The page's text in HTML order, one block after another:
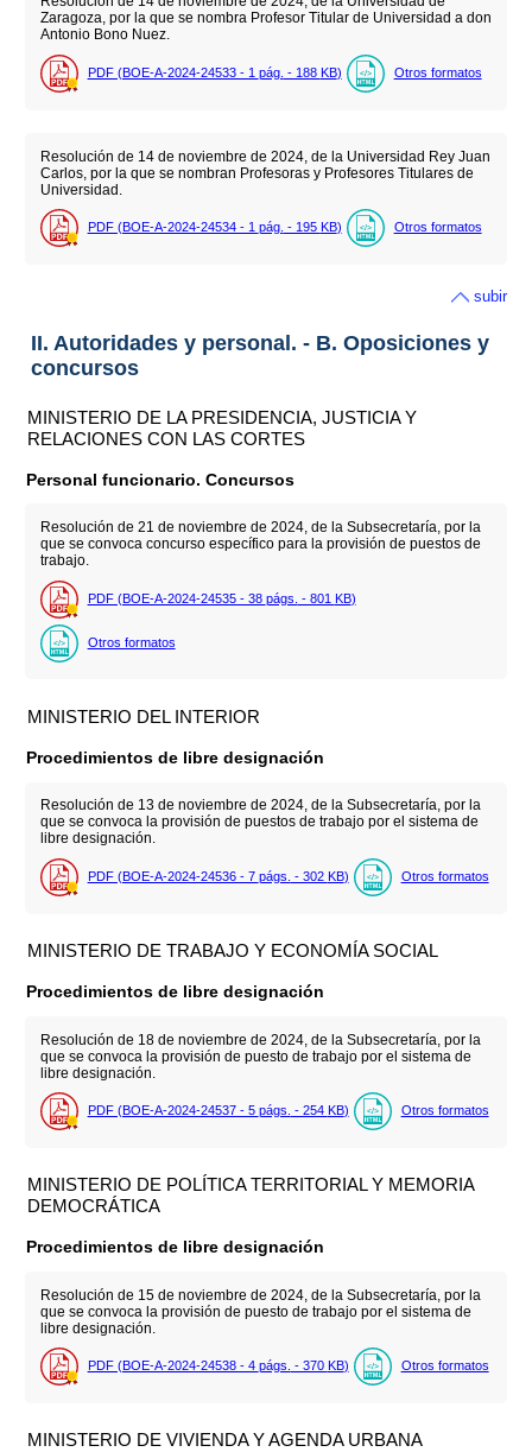
Zaragoza, por la que se nombra Profesor Titular de Universidad a don
Antonio Bono Nuez.
PDF (BOE-A-2024-24533 - 1 pág. - 188 KB) Otros formatos
Resolución de 14 de noviembre de 2024, de la Universidad Rey Juan
Carlos, por la que se nombran Profesoras y Profesores Titulares de
Universidad.
PDF (BOE-A-2024-24534 - 1 pág. - 195 KB) Otros formatos
subir
II. Autoridades y personal. - B. Oposiciones y
concursos
MINISTERIO DE LA PRESIDENCIA, JUSTICIA Y
RELACIONES CON LAS CORTES
Personal funcionario. Concursos
Resolución de 21 de noviembre de 2024, de la Subsecretaría, por la
que se convoca concurso específico para la provisión de puestos de
trabajo.
PDF (BOE-A-2024-24535 - 38 págs. - 801 KB)
Otros formatos
MINISTERIO DEL INTERIOR
Procedimientos de libre designación
Resolución de 13 de noviembre de 2024, de la Subsecretaría, por la
que se convoca la provisión de puestos de trabajo por el sistema de
libre designación.
PDF (BOE-A-2024-24536 - 7 págs. - 302 KB) Otros formatos
MINISTERIO DE TRABAJO Y ECONOMÍA SOCIAL
Procedimientos de libre designación
Resolución de 18 de noviembre de 2024, de la Subsecretaría, por la
que se convoca la provisión de puesto de trabajo por el sistema de
libre designación.
PDF (BOE-A-2024-24537 - 5 págs. - 254 KB) Otros formatos
MINISTERIO DE POLÍTICA TERRITORIAL Y MEMORIA
DEMOCRÁTICA
Procedimientos de libre designación
Resolución de 15 de noviembre de 2024, de la Subsecretaría, por la
que se convoca la provisión de puesto de trabajo por el sistema de
libre designación.
PDF (BOE-A-2024-24538 - 4 págs. - 370 KB) Otros formatos
MINISTERIO DE VIVIENDA Y AGENDA URBANA